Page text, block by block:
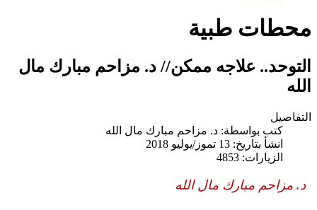
محطات طبية
التوحد.. علاجه ممكن// د. مزاحم مبارك مال
الله
التفاصيل
كتب بواسطة: د. مزاحم مبارك مال الله
انشأ بتاريخ: 13 تموز/يوليو 2018
الزيارات: 4853
د. مزاحم مبارك مال الله